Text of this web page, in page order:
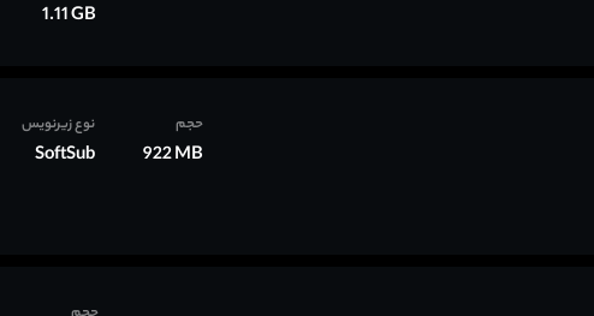
1.11 GB
حجم
922 MB
نوع زیرنویس
SoftSub